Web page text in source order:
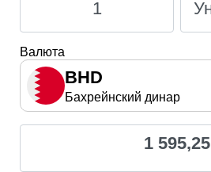
Валюта
BHD
Бахрейнский динар
1 595,25